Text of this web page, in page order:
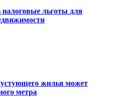
налоговые льготы для
жилья может
метра